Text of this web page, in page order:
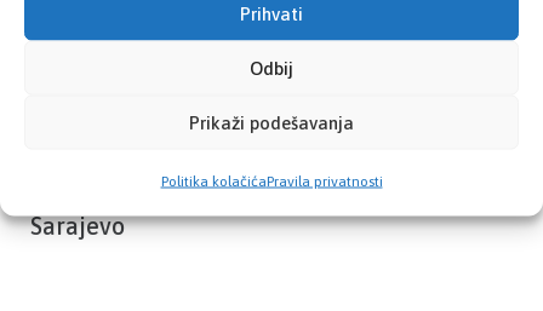
Prihvati
Odbij
Prikaži podešavanja
Politika kolačićaPravila privatnosti
Zavod zdravstvenog osiguranja Kantona
Sarajevo